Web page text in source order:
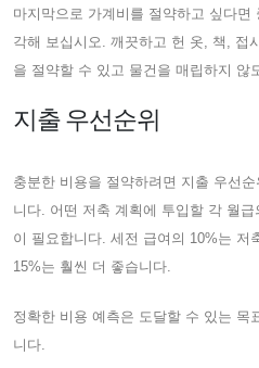
마지막으로 가계비를 절약하고 싶다면
각해 보십시오. 깨끗하고 헌 옷, 책, 접
을 절약할 수 있고 물건을 매립하지 않
지출 우선순위
충분한 비용을 절약하려면 지출 우선
니다. 어떤 저축 계획에 투입할 각 월
이 필요합니다. 세전 급여의 10%는 저
15%는 훨씬 더 좋습니다.
정확한 비용 예측은 도달할 수 있는 목
니다.